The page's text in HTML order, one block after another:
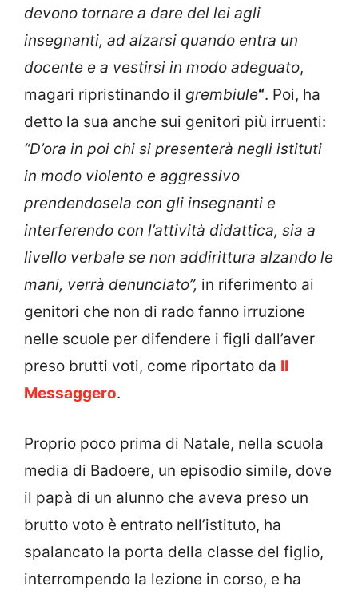
devono tornare a dare del lei agli
insegnanti, ad alzarsi quando entra un
docente e a vestirsi in modo adeguato,
magari ripristinando il grembiule“. Poi, ha
detto la sua anche sui genitori più irruenti:
“D’ora in poi chi si presenterà negli istituti
in modo violento e aggressivo
prendendosela con gli insegnanti e
interferendo con l’attività didattica, sia a
livello verbale se non addirittura alzando le
mani, verrà denunciato”, in riferimento ai
genitori che non di rado fanno irruzione
nelle scuole per difendere i figli dall’aver
preso brutti voti, come riportato da Il
Messaggero.
Proprio poco prima di Natale, nella scuola
media di Badoere, un episodio simile, dove
il papà di un alunno che aveva preso un
brutto voto è entrato nell’istituto, ha
spalancato la porta della classe del figlio,
interrompendo la lezione in corso, e ha